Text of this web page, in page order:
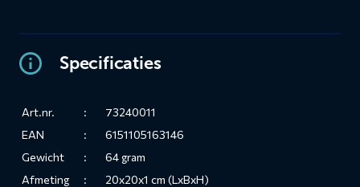
Specificaties
Art.nr. :
73240011
EAN
:
6151105163146
Gewicht
:
64 gram
Afmeting
: 20x20x1 cm (LxBxH)